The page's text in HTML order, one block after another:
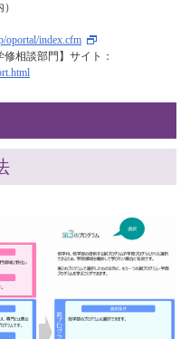
oportal/index.cfm
相談部門】サイト：